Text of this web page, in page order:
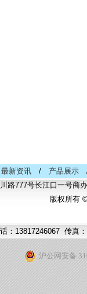
最新资讯 / 产品展示
路777号长江口一号
版权所有
话：13817246067 传
沪公网安备